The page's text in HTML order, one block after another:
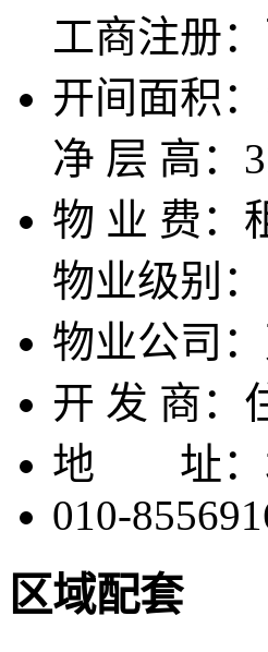
工商注册：
开间面积：
净 层 高： 3
物 业 费：
物业级别：
物业公司：
开 发 商：
地 址：
010-
区域配套